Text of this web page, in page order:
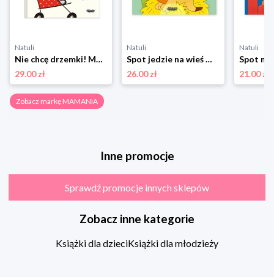
Natuli
Nie chcę drzemki! Mamania
29.00 zł
Natuli
Spot jedzie na wieś Mamania
26.00 zł
Natuli
21.00 zł
Zobacz markę MAMANIA
Inne promocje
Sprawdź promocje innych sklepów
Zobacz inne kategorie
Książki dla dzieciKsiążki dla młodzieży